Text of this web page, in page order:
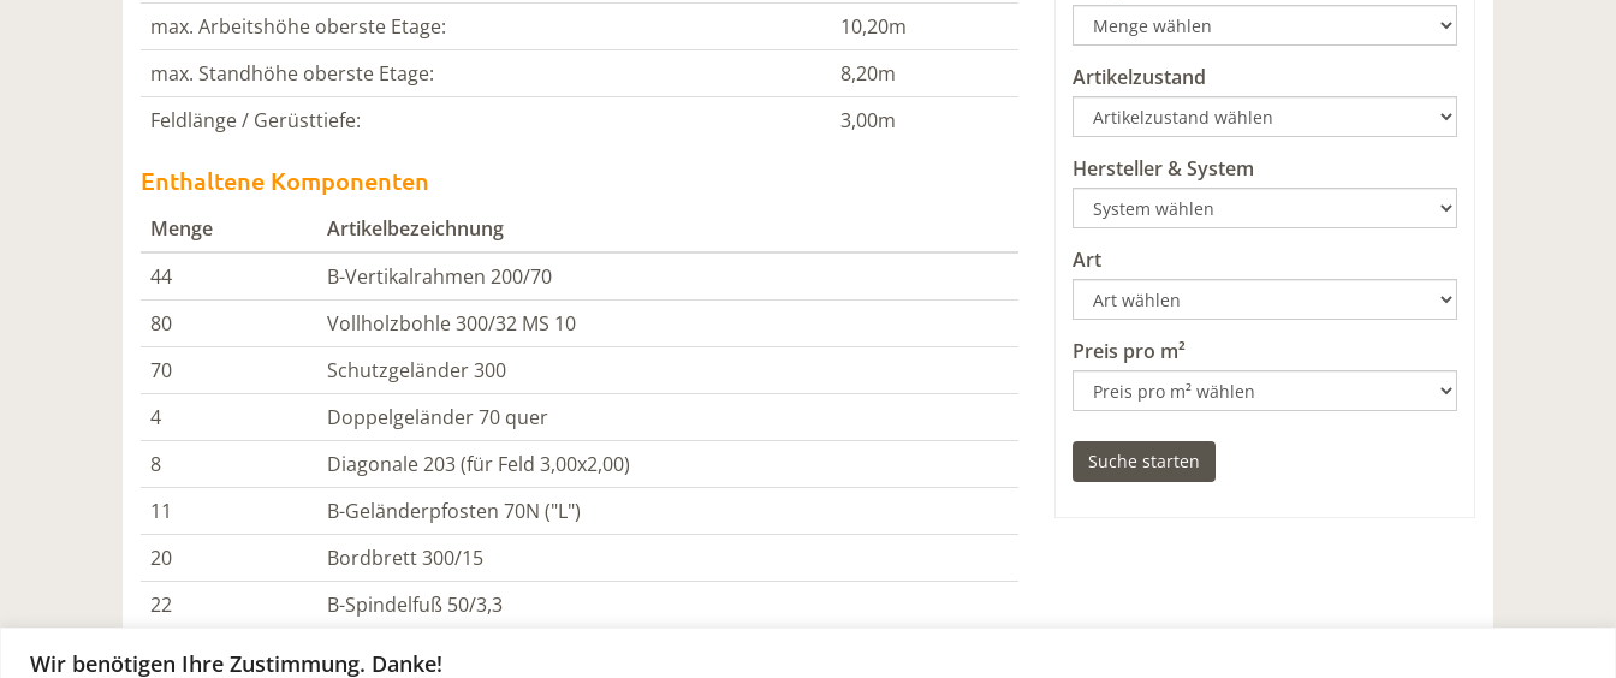
Wir benötigen Ihre Zustimmung. Danke!
max. Arbeitshöhe oberste Etage:
10,20m
max. Standhöhe oberste Etage:
8,20m
Feldlänge / Gerüsttiefe:
3,00m
Enthaltene Komponenten
Menge
Artikelbezeichnung
44
B-Vertikalrahmen 200/70
80
Vollholzbohle 300/32 MS 10
70
Schutzgeländer 300
4
Doppelgeländer 70 quer
8
Diagonale 203 (für Feld 3,00x2,00)
11
B-Geländerpfosten 70N ("L")
20
Bordbrett 300/15
22
B-Spindelfuß 50/3,3
Artikelzustand
Hersteller & System
Art
Preis pro m²